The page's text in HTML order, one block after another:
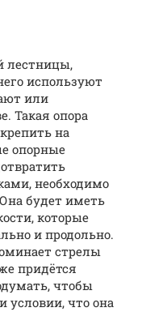
лестницы,
используют
или
Такая опора
на
опорные
необходимо
будет иметь
которые
и продольно.
стрелы
придётся
чтобы
условии, что она